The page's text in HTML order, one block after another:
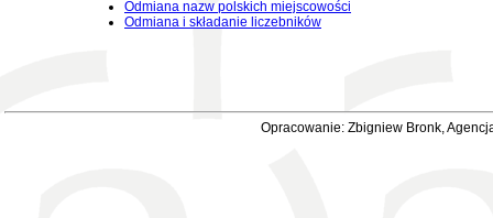
Odmiana nazw polskich miejscowości
Odmiana i składanie liczebników
Opracowanie: Zbigniew Bronk,